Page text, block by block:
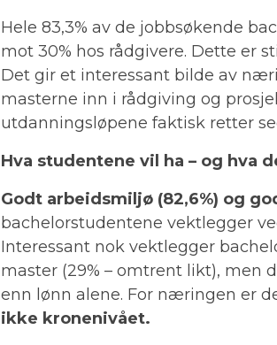
Hele 83,3% av de jobbsøkende
mot 30% hos rådgivere. Dette er
Det gir et interessant bilde av
masterne inn i rådgiving og
utdanningsløpene faktisk retter
Hva studentene vil ha – og hva
Godt arbeidsmiljø (82,6%) og
bachelorstudentene vektlegger
Interessant nok vektlegger
master (29% – omtrent likt), men
enn lønn alene. For næringen er
ikke kronenivået.